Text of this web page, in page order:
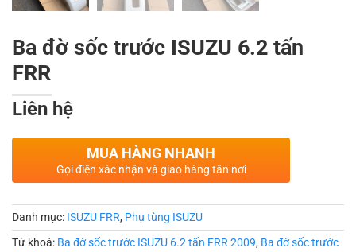
Ba đờ sốc trước ISUZU 6.2 tấn
FRR
Liên hệ
MUA HÀNG NHANH
Gọi điện xác nhận và giao hàng tận nơi
Danh mục: ISUZU FRR, Phụ tùng ISUZU
Từ khoá: Ba đờ sốc trước ISUZU 6.2 tấn FRR 2009, Ba đờ sốc trước